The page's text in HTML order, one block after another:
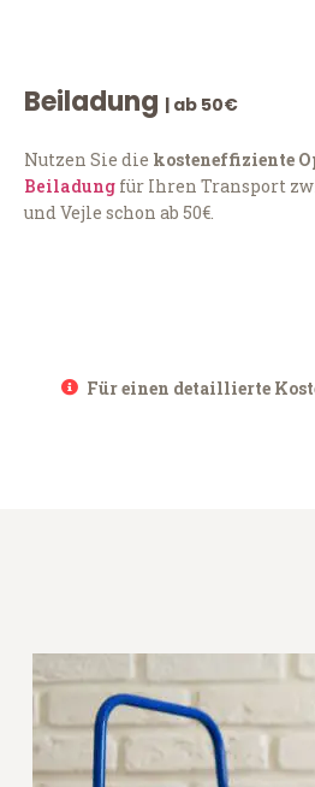
Beiladung | ab 50€
Nutzen Sie die kosteneffiziente
Beiladung für Ihren Transport
und Vejle schon ab 50€.
Für einen detaillierte